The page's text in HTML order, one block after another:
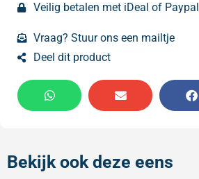
Veilig betalen met iDeal of Paypal
Vraag? Stuur ons een mailtje
Deel dit product
Bekijk ook deze eens